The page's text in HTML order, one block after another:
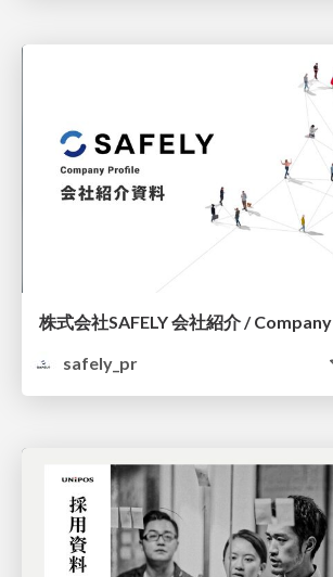
株式会社SAFELY 会社紹介 / Company
safely_pr